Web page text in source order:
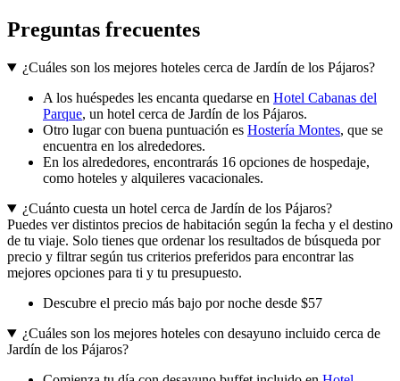
Preguntas frecuentes
¿Cuáles son los mejores hoteles cerca de Jardín de los Pájaros?
A los huéspedes les encanta quedarse en Hotel Cabanas del
Parque, un hotel cerca de Jardín de los Pájaros.
Otro lugar con buena puntuación es Hostería Montes, que se
encuentra en los alrededores.
En los alrededores, encontrarás 16 opciones de hospedaje,
como hoteles y alquileres vacacionales.
¿Cuánto cuesta un hotel cerca de Jardín de los Pájaros?
Puedes ver distintos precios de habitación según la fecha y el destino
de tu viaje. Solo tienes que ordenar los resultados de búsqueda por
precio y filtrar según tus criterios preferidos para encontrar las
mejores opciones para ti y tu presupuesto.
Descubre el precio más bajo por noche desde $57
¿Cuáles son los mejores hoteles con desayuno incluido cerca de
Jardín de los Pájaros?